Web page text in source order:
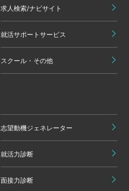
求人検索/ナビサイト
就活サポートサービス
スクール・その他
志望動機ジェネレーター
就活力診断
面接力診断